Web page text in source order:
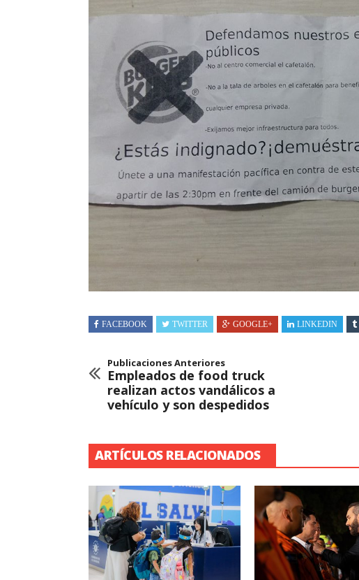
FACEBOOK TWITTER GOOGLE+ LINKEDIN
Publicaciones Anteriores
Empleados de food truck
realizan actos vandálicos a
vehículo y son despedidos
ARTÍCULOS RELACIONADOS